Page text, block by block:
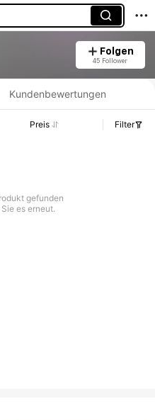
Folgen
45 Follower
und Lagerbestandsdetails.
Kundenbewertungen
Preis Filter
gefunden
es erneut.